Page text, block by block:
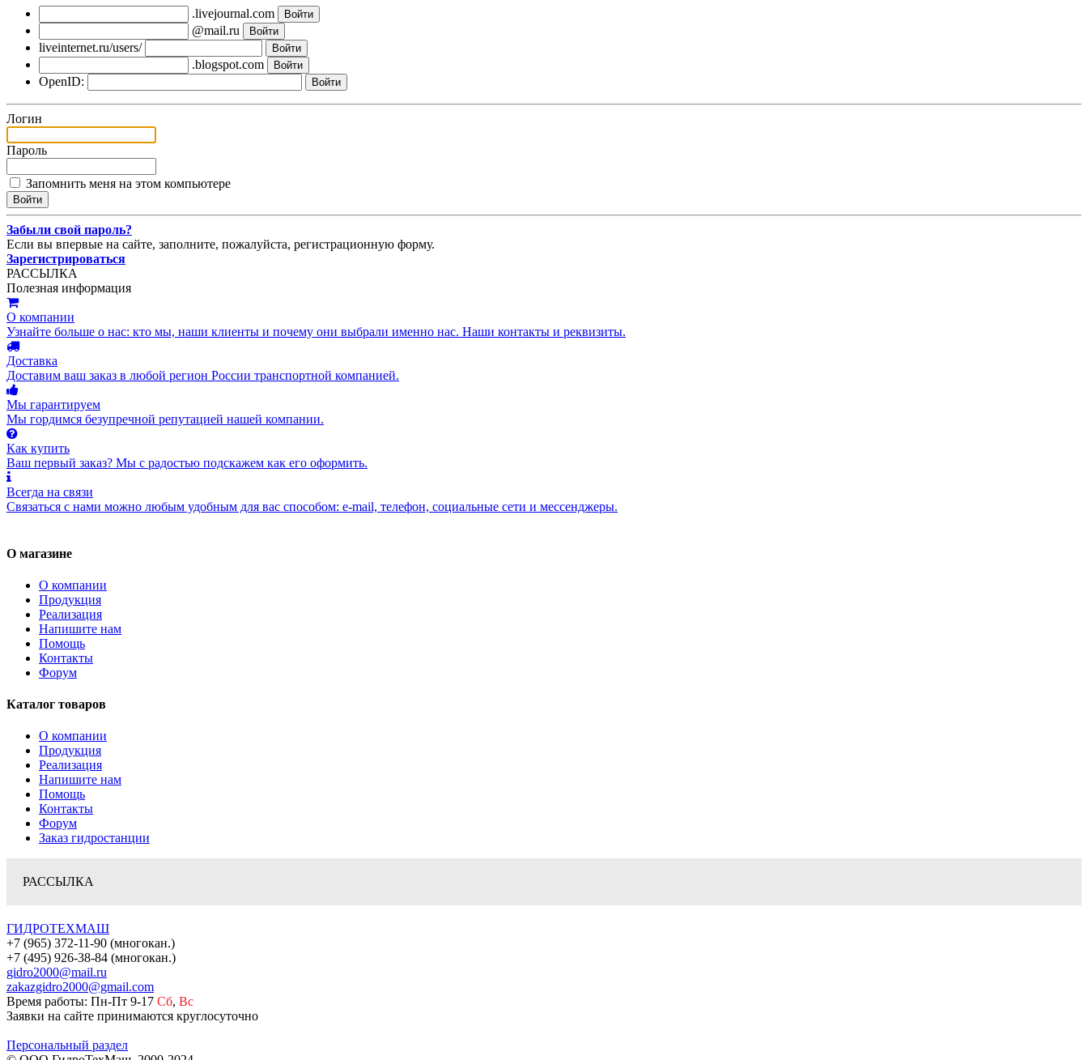
.livejournal.com
@mail.ru
liveinternet.ru/users/
.blogspot.com
OpenID:
Логин
Пароль
Запомнить меня на этом компьютере
Забыли свой пароль?
Если вы впервые на сайте, заполните, пожалуйста, регистрационную форму.
Зарегистрироваться
РАССЫЛКА
Полезная информация
О компании
Узнайте больше о нас: кто мы, наши клиенты и почему они выбрали именно нас. Наши контакты и реквизиты.
Доставка
Доставим ваш заказ в любой регион России транспортной компанией.
Мы гарантируем
Мы гордимся безупречной репутацией нашей компании.
Как купить
Ваш первый заказ? Мы с радостью подскажем как его оформить.
Всегда на связи
Связаться с нами можно любым удобным для вас способом: e-mail, телефон, социальные сети и мессенджеры.
О магазине
О компании
Продукция
Реализация
Напишите нам
Помощь
Контакты
Форум
Каталог товаров
О компании
Продукция
Реализация
Напишите нам
Помощь
Контакты
Форум
Заказ гидростанции
РАССЫЛКА
ГИДРОТЕХМАШ
+7 (965) 372-11-90 (многокан.)
+7 (495) 926-38-84 (многокан.)
gidro2000@mail.ru
zakazgidro2000@gmail.com
Время работы: Пн-Пт 9-17 Сб, Вс
Заявки на сайте принимаются круглосуточно
Персональный раздел